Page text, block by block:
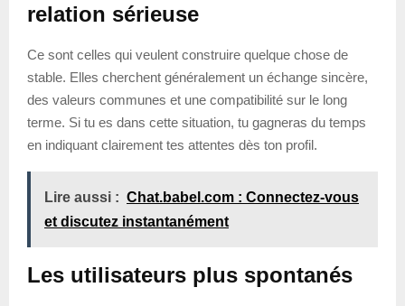
relation sérieuse
Ce sont celles qui veulent construire quelque chose de
stable. Elles cherchent généralement un échange sincère,
des valeurs communes et une compatibilité sur le long
terme. Si tu es dans cette situation, tu gagneras du temps
en indiquant clairement tes attentes dès ton profil.
Lire aussi : Chat.babel.com : Connectez-vous
et discutez instantanément
Les utilisateurs plus spontanés